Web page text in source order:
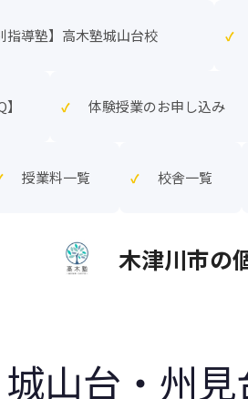
別指導塾】高木塾城山台校
体験授業のお申し込み
授業料一覧 校舎一覧
木津川市の
山台・州